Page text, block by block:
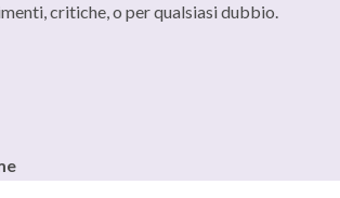
critiche, o per qualsiasi dubbio.